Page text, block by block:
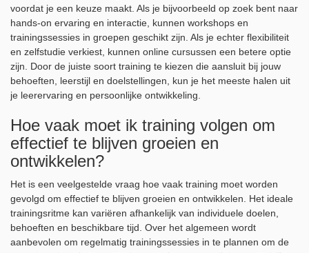
voordat je een keuze maakt. Als je bijvoorbeeld op zoek bent naar
hands-on ervaring en interactie, kunnen workshops en
trainingssessies in groepen geschikt zijn. Als je echter flexibiliteit
en zelfstudie verkiest, kunnen online cursussen een betere optie
zijn. Door de juiste soort training te kiezen die aansluit bij jouw
behoeften, leerstijl en doelstellingen, kun je het meeste halen uit
je leerervaring en persoonlijke ontwikkeling.
Hoe vaak moet ik training volgen om
effectief te blijven groeien en
ontwikkelen?
Het is een veelgestelde vraag hoe vaak training moet worden
gevolgd om effectief te blijven groeien en ontwikkelen. Het ideale
trainingsritme kan variëren afhankelijk van individuele doelen,
behoeften en beschikbare tijd. Over het algemeen wordt
aanbevolen om regelmatig trainingssessies in te plannen om de